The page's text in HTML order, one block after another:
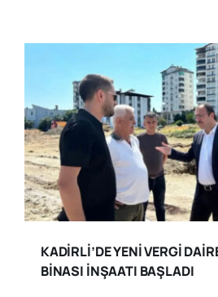
KADİRLİ’DE YENİ VERGİ
BİNASI İNŞAATI BAŞLADI